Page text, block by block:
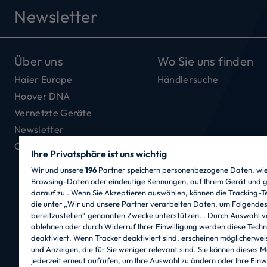
Newsletter
Über uns
Haier Europe
Hoover DNA
Vernetzte Geräte
Newsletter
Offene Stellen
Wo Sie uns finden
Händlersuche
CANDY HOOVER GROUP S.r.I. - mit
Via Privata Eden Fumagalli snc - 20861
Ihre Privatsphäre ist uns wichtig
Wir und unsere196 Partner speichern personenbezogene Daten,
Browsing-Daten oder eindeutige Kennungen, auf Ihrem Gerät und
darauf zu . Wenn Sie Akzeptieren auswählen, können die Tracking-
die unter „Wir und unsere Partner verarbeiten Daten, um Folgendes
bereitzustellen“ genannten Zwecke unterstützen. . Durch Auswahl
ablehnen oder durch Widerruf Ihrer Einwilligung werden diese
deaktiviert. Wenn Tracker deaktiviert sind, erscheinen
und Anzeigen, die für Sie weniger relevant sind. Sie können dieses
jederzeit erneut aufrufen, um Ihre Auswahl zu ändern oder Ihre